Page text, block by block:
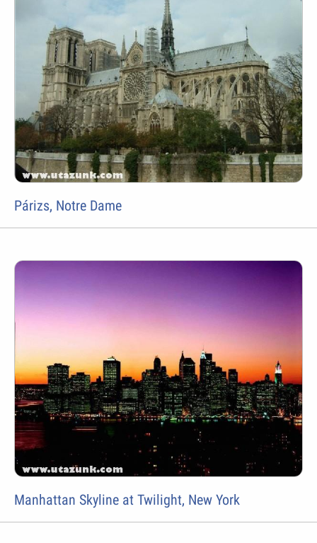
Párizs, Notre Dame
Manhattan Skyline at Twilight, New York